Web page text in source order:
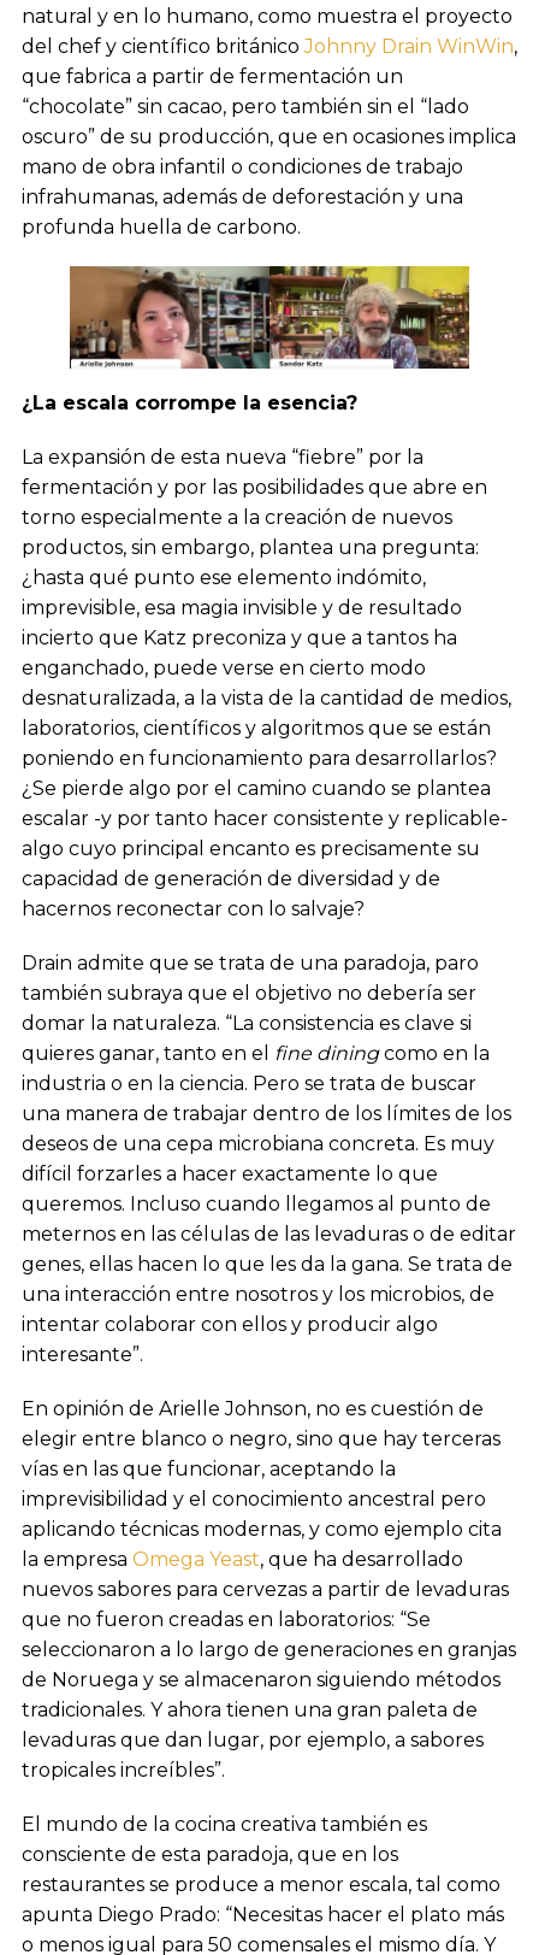
natural y en lo humano, como muestra el proyecto
del chef y científico británicoJohnny Drain WinWin,
que fabrica a partir de fermentación un
“chocolate” sin cacao, pero también sin el “lado
oscuro” de su producción, que en ocasiones implica
mano de obra infantil o condiciones de trabajo
infrahumanas, además de deforestación y una
profunda huella de carbono.
¿La escala corrompe la esencia?
La expansión de esta nueva “fiebre” por la
fermentación y por las posibilidades que abre en
torno especialmente a la creación de nuevos
productos, sin embargo, plantea una pregunta:
¿hasta qué punto ese elemento indómito,
imprevisible, esa magia invisible y de resultado
incierto que Katz preconiza y que a tantos ha
enganchado, puede verse en cierto modo
desnaturalizada, a la vista de la cantidad de medios,
laboratorios, científicos y algoritmos que se están
poniendo en funcionamiento para desarrollarlos?
¿Se pierde algo por el camino cuando se plantea
escalar -y por tanto hacer consistente y replicable-
algo cuyo principal encanto es precisamente su
capacidad de generación de diversidad y de
hacernos reconectar con lo salvaje?
Drain admite que se trata de una paradoja, paro
también subraya que el objetivo no debería ser
domar la naturaleza. “La consistencia es clave si
quieres ganar, tanto en el fine diningcomo en la
industria o en la ciencia. Pero se trata de buscar
una manera de trabajar dentro de los límites de los
deseos de una cepa microbiana concreta. Es muy
difícil forzarles a hacer exactamente lo que
queremos. Incluso cuando llegamos al punto de
meternos en las células de las levaduras o de editar
genes, ellas hacen lo que les da la gana. Se trata de
una interacción entre nosotros y los microbios, de
intentar colaborar con ellos y producir algo
interesante”.
En opinión de Arielle Johnson, no es cuestión de
elegir entre blanco o negro, sino que hay terceras
vías en las que funcionar, aceptando la
imprevisibilidad y el conocimiento ancestral pero
aplicando técnicas modernas, y como ejemplo cita
la empresa Omega Yeast, que ha desarrollado
nuevos sabores para cervezas a partir de levaduras
que no fueron creadas en laboratorios: “Se
seleccionaron a lo largo de generaciones en granjas
de Noruega y se almacenaron siguiendo métodos
tradicionales. Y ahora tienen una gran paleta de
levaduras que dan lugar, por ejemplo, a sabores
tropicales increíbles”.
El mundo de la cocina creativa también es
consciente de esta paradoja, que en los
restaurantes se produce a menor escala, tal como
apunta Diego Prado: “Necesitas hacer el plato más
o menos igual para 50 comensales el mismo día. Y